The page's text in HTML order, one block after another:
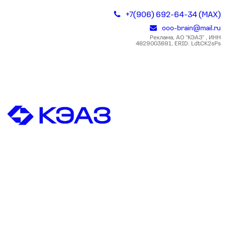
+7(906) 692-64-34 (MAX)
ooo-brain@mail.ru
Реклама, АО "КЭАЗ" , ИНН
4629003691, ERID: LdtCK2sPs